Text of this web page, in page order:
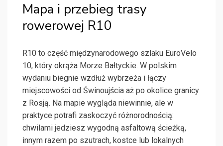
Mapa i przebieg trasy
rowerowej R10
R10 to część międzynarodowego szlaku EuroVelo
10, który okrąża Morze Bałtyckie. W polskim
wydaniu biegnie wzdłuż wybrzeża i łączy
miejscowości od Świnoujścia aż po okolice granicy
z Rosją. Na mapie wygląda niewinnie, ale w
praktyce potrafi zaskoczyć różnorodnością:
chwilami jedziesz wygodną asfaltową ścieżką,
innym razem po szutrach, kostce lub lokalnych